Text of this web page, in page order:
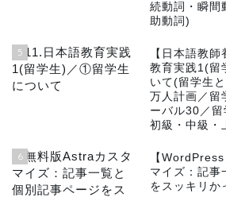
続動詞・瞬間
助動詞)
5
【日本語教
教育実践1(留
いて(留学生
万人計画／留
ーバル30／留
初級・中級・
6
【
マイズ：記事
をスッキリか